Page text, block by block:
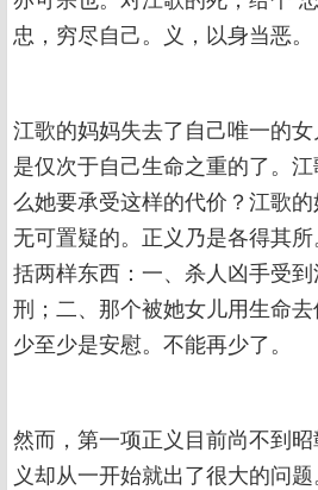
忠，穷尽自己。义，以身当恶。
江歌的妈妈失去了自己唯一的
是仅次于自己生命之重的了。
么她要承受这样的代价？江歌
无可置疑的。正义乃是各得其
括两样东西：一、杀人凶手受
刑；二、那个被她女儿用生命
少至少是安慰。不能再少了。
然而，第一项正义目前尚不到
义却从一开始就出了很大的问